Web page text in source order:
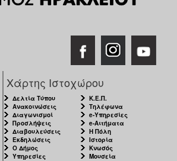
Χάρτης Ιστοχώρου
Δελτία Τύπου
Ανακοινώσεις
Διαγωνισμοί
Προσλήψεις
Διαβουλεύσεις
Εκδηλώσεις
Ο Δήμος
Υπηρεσίες
Κ.Ε.Π.
Τηλέφωνα
e-Υπηρεσίες
e-Αιτήματα
Η Πόλη
Ιστορία
Κνωσός
Μουσεία